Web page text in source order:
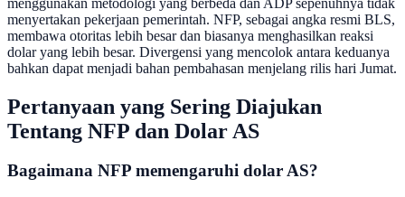
menyertakan pekerjaan pemerintah. NFP, sebagai angka resmi BLS,
membawa otoritas lebih besar dan biasanya menghasilkan reaksi
dolar yang lebih besar. Divergensi yang mencolok antara keduanya
bahkan dapat menjadi bahan pembahasan menjelang rilis hari Jumat.
Pertanyaan yang Sering Diajukan
Tentang NFP dan Dolar AS
Bagaimana NFP memengaruhi dolar AS?